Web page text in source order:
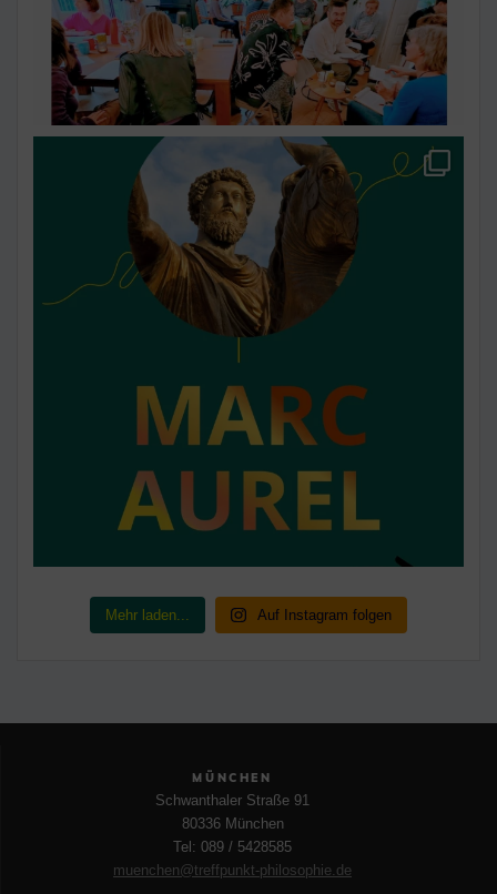
Mehr laden... Auf Instagram folgen
MÜNCHEN
Schwanthaler Straße 91
80336 München
Tel: 089 / 5428585
muenchen@treffpunkt-philosophie.de